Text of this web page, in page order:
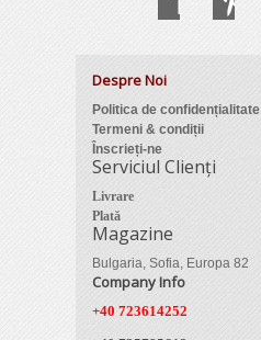
Despre Noi
Politica de confidențialitate
Termeni & condiții
Înscrieți-ne
Serviciul Clienți
Livrare
Plată
Magazine
Bulgaria, Sofia, Europa 82
Company Info
+40 723614252